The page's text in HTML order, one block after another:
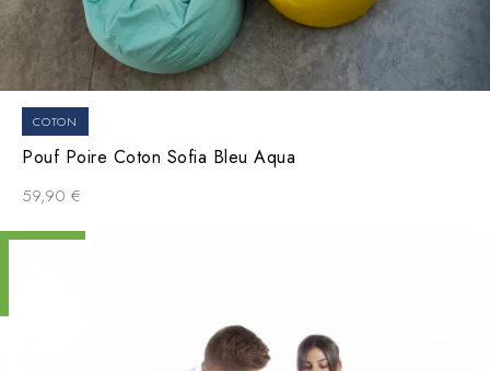
COTON
Pouf Poire Coton Sofia Bleu Aqua
59,90 €